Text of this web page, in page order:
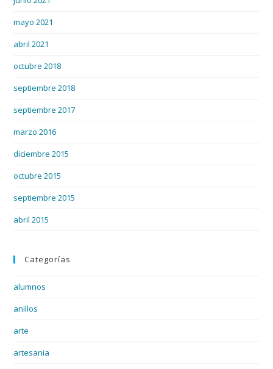
mayo 2021
abril 2021
octubre 2018
septiembre 2018
septiembre 2017
marzo 2016
diciembre 2015
octubre 2015
septiembre 2015
abril 2015
Categorías
alumnos
anillos
arte
artesania